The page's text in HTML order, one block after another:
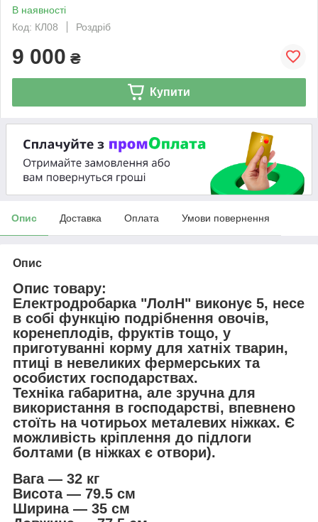
В наявності
Код: КЛ08
Роздріб
9 000 ₴
Купити
Опис Доставка Оплата Умови повернення
Опис
Опис товару:
Електродробарка "ЛолН" виконує 5, несе
в собі функцію подрібнення овочів,
коренеплодів, фруктів тощо, у
приготуванні корму для хатніх тварин,
птиці в невеликих фермерських та
особистих господарствах.
Техніка габаритна, але зручна для
використання в господарстві, впевнено
стоїть на чотирьох металевих ніжках. Є
можливість кріплення до підлоги
болтами (в ніжках є отвори).
Вага — 32 кг
Висота — 79.5 см
Ширина — 35 см